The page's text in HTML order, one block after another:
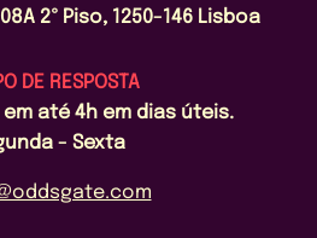
2º Piso, 1250-146 Lisboa
DE RESPOSTA
até 4h em dias úteis.
- Sexta